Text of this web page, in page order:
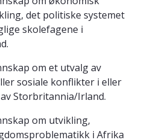
det politiske systemet
skolefagene i
om et utvalg av
sosiale konflikter i eller
Storbritannia/Irland.
om utvikling,
i Afrika